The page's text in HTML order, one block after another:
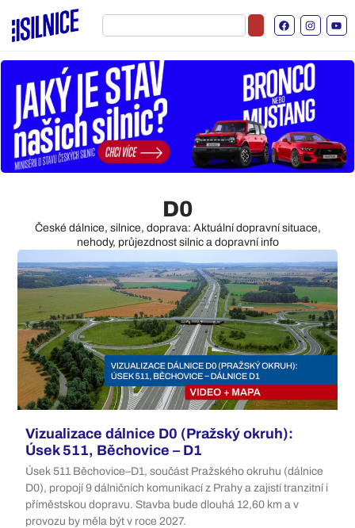
D0
České dálnice, silnice, doprava: Aktuální dopravní situace,
nehody, průjezdnost silnic a dopravní info
Vizualizace dálnice D0 (Pražský okruh):
Úsek 511, Běchovice – D1
Úsek 511 Běchovice–D1, součást Pražského okruhu (dálnice
D0), propojí 9 dálničních komunikací z Prahy a zajistí tranzitní i
příměstskou dopravu. Stavba bude dlouhá 12,60 km a v
provozu by měla být v roce 2027.